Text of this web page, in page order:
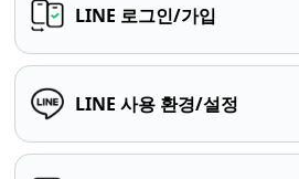
LINE 로그인/가입
LINE 사용 환경/설정